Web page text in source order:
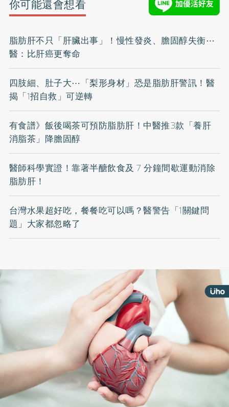
你可能還會想看
脂肪肝不只「肝臟出事」！慢性發炎、膽固醇失衡⋯
醫：比肝癌更奪命
四肢細、肚子大⋯「梨形身材」恐是脂肪肝警訊！醫
揭「1招自救」可逆轉
有食譜》飯後喝茶可預防脂肪肝！中醫推3款「養肝
消脂茶」降膽固醇
醫師科學實證！靠著半醣飲食及 7 分鐘間歇運動消除
脂肪肝！
台灣水果超好吃，餐餐吃可以嗎？醫警告「1關鍵問
題」大家都忽略了